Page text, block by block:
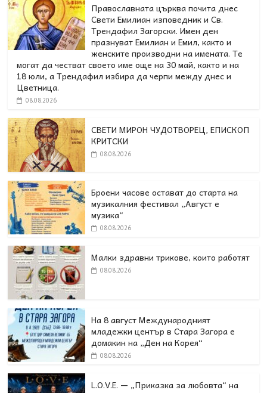
Православната църква почита днес
Свети Емилиан изповедник и Св.
Трендафил Загорски. Имен ден
празнуват Емилиан и Емил, както и
женските производни на имената. Те
могат да честват своето име още на 30 май, както и на
18 юли, а Трендафил избира да черпи между днес и
Цветница.
08.08.2026
СВЕТИ МИРОН ЧУДОТВОРЕЦ, ЕПИСКОП
КРИТСКИ
08.08.2026
Броени часове остават до старта на
музикалния фестивал „Август е
музика“
08.08.2026
Малки здравни трикове, които работят
08.08.2026
На 8 август Международният
младежки център в Стара Загора е
домакин на „Ден на Корея“
08.08.2026
L.O.V.E. — „Приказка за любовта“ на